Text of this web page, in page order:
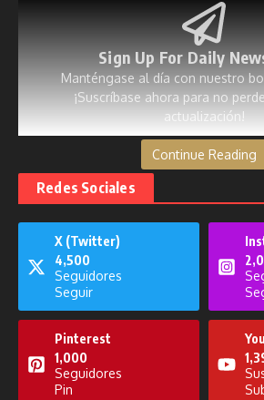
Sign Up For Daily
Manténgase al día con nuestro
¡Suscríbase ahora para no
actualización!
[mc4wp_form id=53]
Publicaciones relacionadas
Continue Reading
Redes Sociales
X (Twitter)
4,500
Seguidores
Seguir
Pinterest
1,000
Seguidores
Pin